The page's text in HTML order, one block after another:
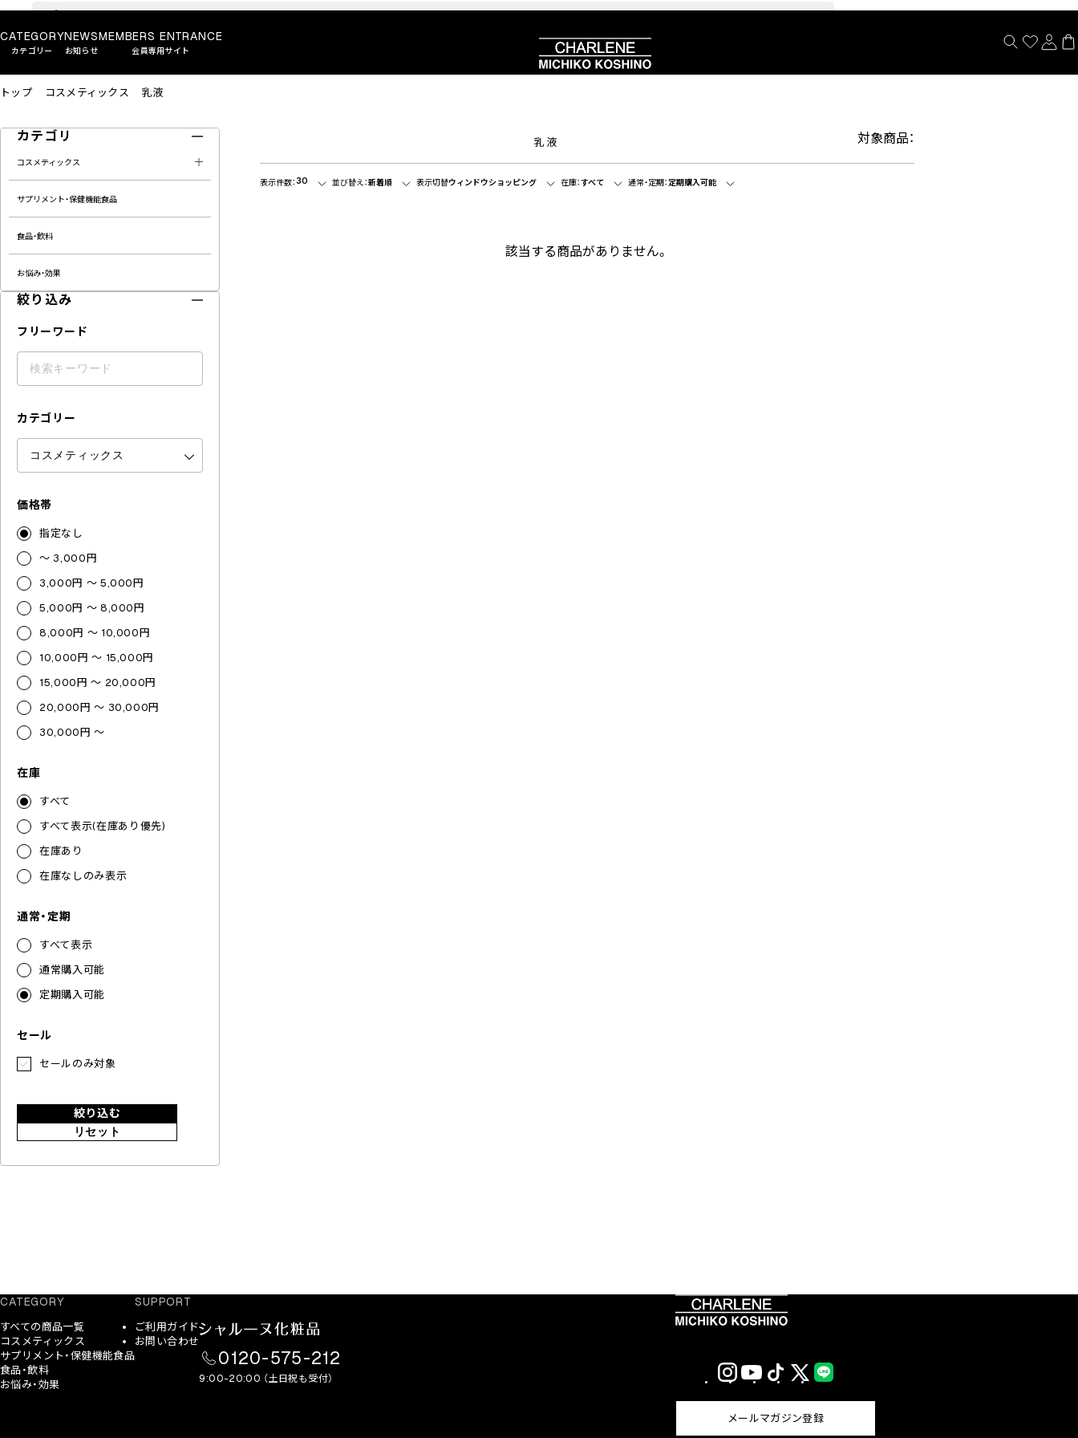
CATEGORY
カテゴリー
NEWS
お知らせ
MEMBERS ENTRANCE
会員専用サイト
トップ コスメティックス 乳液
カテゴリ
コスメティックス
サプリメント・保健機能食品
食品・飲料
お悩み・効果
絞り込み
フリーワード
カテゴリー
価格帯
指定なし
～ 3,000円
3,000円 ～ 5,000円
5,000円 ～ 8,000円
8,000円 ～ 10,000円
10,000円 ～ 15,000円
15,000円 ～ 20,000円
20,000円 ～ 30,000円
30,000円 ～
在庫
すべて
すべて表示(在庫あり優先)
在庫あり
在庫なしのみ表示
通常・定期
すべて表示
通常購入可能
定期購入可能
セール
セールのみ対象
絞り込む
リセット
乳液 対象商品：
表示件数：30 並び替え：新着順 表示切替ウィンドウショッピング 在庫：すべて 通常・定期： 定期購入可能
該当する商品がありません。
CATEGORY
すべての商品一覧
コスメティックス
サプリメント・保健機能食品
食品・飲料
お悩み・効果
SUPPORT
ご利用ガイド
お問い合わせ
0120-575-212
9:00-20:00 （土日祝も受付）
InstagramYouTubeTikTok X
(Twitter)
メールマガジン登録